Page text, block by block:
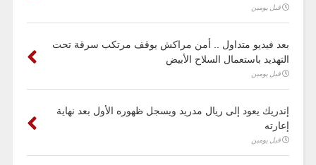
قبل يومين
بعد فيديو متداول .. أمن مراكش يوقف مرتكب سرقة تحت
التهديد باستعمال السلاح الأبيض
قبل يومين
إندريك يعود إلى ريال مدريد ويسجل ظهوره الأول بعد نهاية
إعارته
قبل يومين